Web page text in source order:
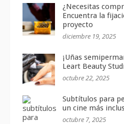
¿Necesitas
Encuentra la
proyecto
diciembre 19, 2025
¡Uñas
Leart Beauty
octubre 22, 2025
Subtítulos para
un cine más
octubre 7, 2025